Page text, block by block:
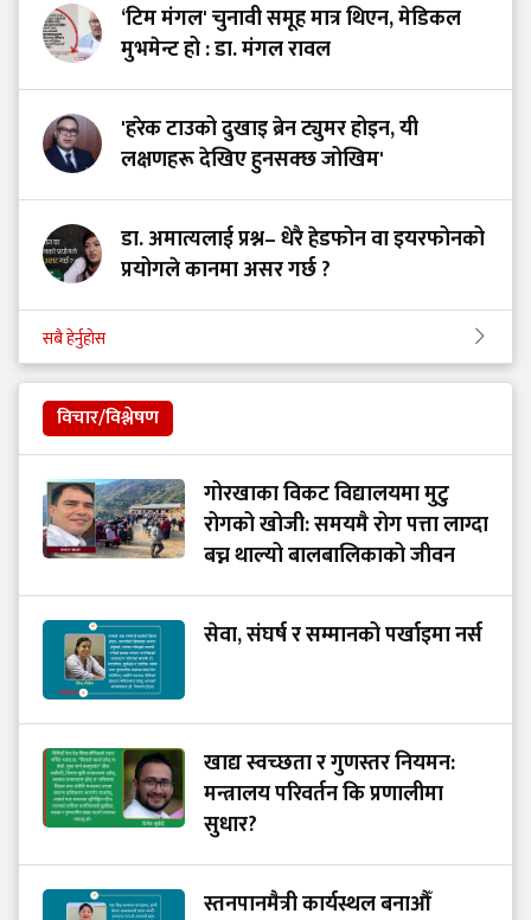
‘टिम मंगल' चुनावी समूह मात्र थिएन, मेडिकल
मुभमेन्ट हो : डा. मंगल रावल
'हरेक टाउको दुखाइ ब्रेन ट्युमर होइन, यी
लक्षणहरू देखिए हुनसक्छ जोखिम'
डा. अमात्यलाई प्रश्न– धेरै हेडफोन वा इयरफोनको
प्रयोगले कानमा असर गर्छ ?
सबै हेर्नुहोस
विचार/विश्लेषण
गोरखाका विकट विद्यालयमा मुटु
रोगको खोजी: समयमै रोग पत्ता लाग्दा
बच्न थाल्यो बालबालिकाको जीवन
सेवा, संघर्ष र सम्मानको पर्खाइमा नर्स
खाद्य स्वच्छता र गुणस्तर नियमन:
मन्त्रालय परिवर्तन कि प्रणालीमा
सुधार?
स्तनपानमैत्री कार्यस्थल बनाऔँ